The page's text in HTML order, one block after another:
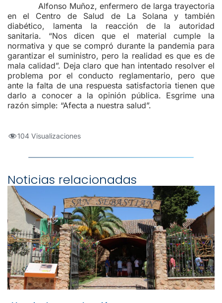
Alfonso Muñoz, enfermero de larga trayectoria
en el Centro de Salud de La Solana y también
diabético, lamenta la reacción de la autoridad
sanitaria. “Nos dicen que el material cumple la
normativa y que se compró durante la pandemia para
garantizar el suministro, pero la realidad es que es de
mala calidad”. Deja claro que han intentado resolver el
problema por el conducto reglamentario, pero que
ante la falta de una respuesta satisfactoria tienen que
darlo a conocer a la opinión pública. Esgrime una
razón simple: “Afecta a nuestra salud”.
104 Visualizaciones
Noticias relacionadas